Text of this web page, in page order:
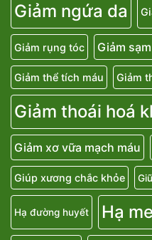
Giảm ngứa da
Giảm rụng tóc Giảm
Giảm thể tích máu Giảm
Giảm thoái hoá
Giảm xơ vữa mạch máu
Giúp xương chắc khỏe
Hạ đường huyết Hạ